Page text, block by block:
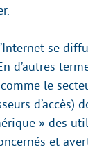
se
le
d’accès)
» des
et